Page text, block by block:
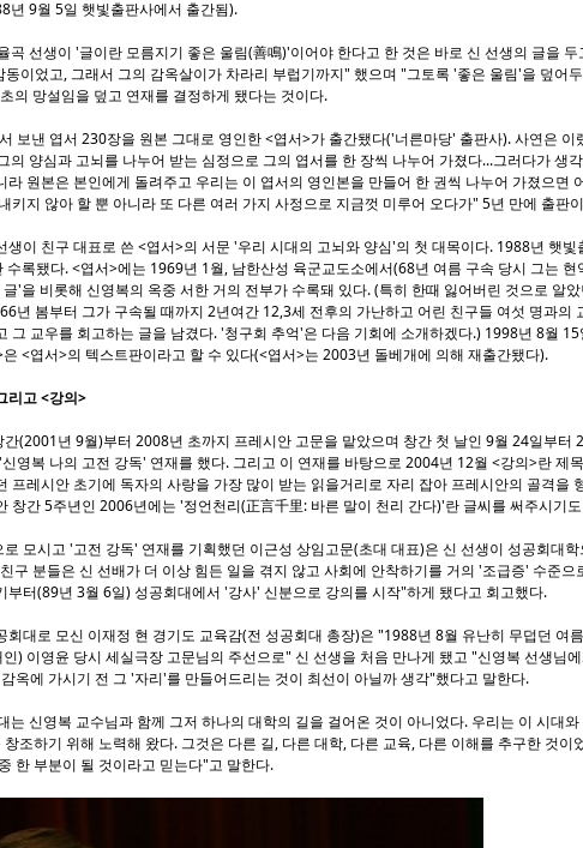
년 9월 5일 햇빛출판사에서 출간됨).
곡 선생이 '글이란 모름지기 좋은 울림(善鳴)'이어야 한다고 한 것은 바로 신 선생의 글을
이었고, 그래서 그의 감옥살이가 차라리 부럽기까지" 했으며 "그토록 '좋은 울림'을 덮어
의 망설임을 덮고 연재를 결정하게 됐다는 것이다.
보낸 엽서 230장을 원본 그대로 영인한 <엽서>가 출간됐다('너른마당' 출판사). 사연은 이
의 양심과 고뇌를 나누어 받는 심정으로 그의 엽서를 한 장씩 나누어 가졌다...그러다가 생
라 원본은 본인에게 돌려주고 우리는 이 엽서의 영인본을 만들어 한 권씩 나누어 가졌으면
키지 않아 할 뿐 아니라 또 다른 여러 가지 사정으로 지금껏 미루어 오다가" 5년 만에 출판
생이 친구 대표로 쓴 <엽서>의 서문 '우리 시대의 고뇌와 양심'의 첫 대목이다. 1988년 햇빛
록됐다. <엽서>에는 1969년 1월, 남한산성 육군교도소에서(68년 여름 구속 당시 그는 현
'을 비롯해 신영복의 옥중 서한 거의 전부가 수록돼 있다. (특히 한때 잃어버린 것으로 알
년 봄부터 그가 구속될 때까지 2년여간 12,3세 전후의 가난하고 어린 친구들 여섯 명과의
그 교우를 회고하는 글을 남겼다. '청구회 추억'은 다음 기회에 소개하겠다.) 1998년 8월
<엽서>의 텍스트판이라고 할 수 있다(<엽서>는 2003년 돌베개에 의해 재출간됐다).
리고 <강의>
(2001년 9월)부터 2008년 초까지 프레시안 고문을 맡았으며 창간 첫 날인 9월 24일부터
영복 나의 고전 강독' 연재를 했다. 그리고 이 연재를 바탕으로 2004년 12월 <강의>란 제
프레시안 초기에 독자의 사랑을 가장 많이 받는 읽을거리로 자리 잡아 프레시안의 골격을
창간 5주년인 2006년에는 '정언천리(正言千里: 바른 말이 천리 간다)'란 글씨를 써주시기
모시고 '고전 강독' 연재를 기획했던 이근성 상임고문(초대 대표)은 신 선생이 성공회대
구 분들은 신 선배가 더 이상 힘든 일을 겪지 않고 사회에 안착하기를 거의 '조급증' 수준으
부터(89년 3월 6일) 성공회대에서 '강사' 신분으로 강의를 시작"하게 됐다고 회고했다.
회대로 모신 이재정 현 경기도 교육감(전 성공회대 총장)은 "1988년 8월 유난히 무덥던 여
) 이영윤 당시 세실극장 고문님의 주선으로" 신 선생을 처음 만나게 됐고 "신영복 선생님
옥에 가시기 전 그 '자리'를 만들어드리는 것이 최선이 아닐까 생각"했다고 말한다.
는 신영복 교수님과 함께 그저 하나의 대학의 길을 걸어온 것이 아니었다. 우리는 이 시대
조하기 위해 노력해 왔다. 그것은 다른 길, 다른 대학, 다른 교육, 다른 이해를 추구한 것이
한 부분이 될 것이라고 믿는다"고 말한다.